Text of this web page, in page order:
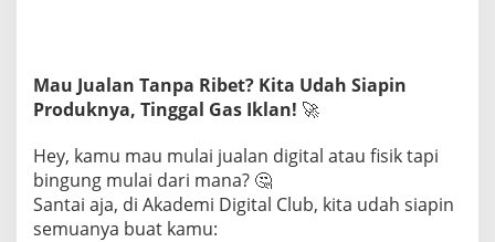
Mau Jualan Tanpa Ribet? Kita Udah Siapin
Produknya, Tinggal Gas Iklan! 🚀
Hey, kamu mau mulai jualan digital atau fisik tapi
bingung mulai dari mana? 🤔
Santai aja, di Akademi Digital Club, kita udah siapin
semuanya buat kamu: